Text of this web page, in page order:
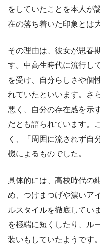
をしていたことを本人が
在の落ち着いた印象とは
その理由は、彼女が思春
す。中高生時代に流行し
を受け、自分らしさや個
れていたといいます。さ
悪く、自分の存在感を示
だとも語られています。
く、「周囲に流されず自
機によるものでした。
具体的には、高校時代の
め、つけまつげや濃いア
ルスタイルを徹底してい
を極端に短くしたり、ル
装いもしていたようです